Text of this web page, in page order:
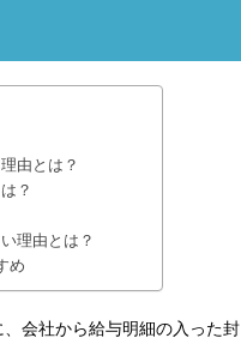
由とは？
？
理由とは？
め
会社から給与明細の入った封